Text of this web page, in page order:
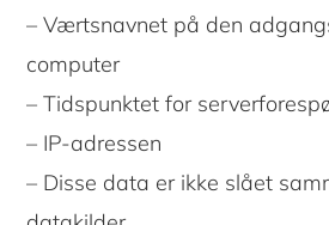
– Værtsnavnet på den
computer
– Tidspunktet for
– IP-adressen
– Disse data er ikke slået